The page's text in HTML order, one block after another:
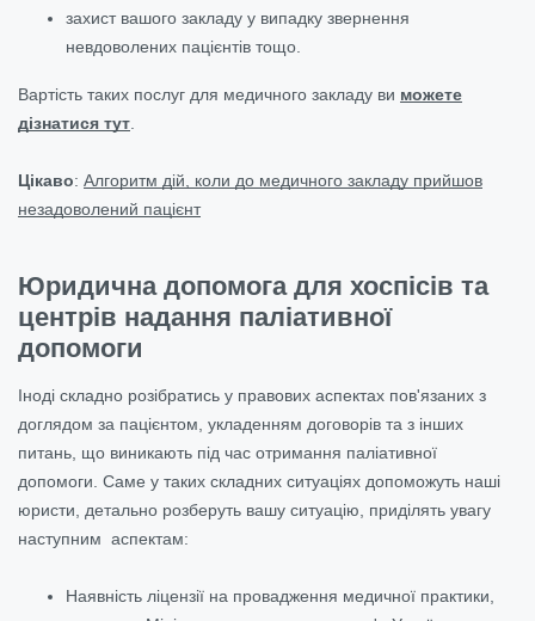
захист вашого закладу у випадку звернення
невдоволених пацієнтів тощо.
Вартість таких послуг для медичного закладу ви можете
дізнатися тут
Цікаво: Алгоритм дій, коли до медичного закладу прийшов
незадоволений пацієнт
Юридична допомога для хоспісів та
центрів надання паліативної
допомоги
Іноді складно розібратись у правових аспектах пов'язаних з
доглядом за пацієнтом, укладенням договорів та з інших
питань, що виникають під час отримання паліативної
допомоги. Саме у таких складних ситуаціях допоможуть наші
юристи, детально розберуть вашу ситуацію, приділять увагу
наступним аспектам:
Наявність ліцензії на провадження медичної практики,